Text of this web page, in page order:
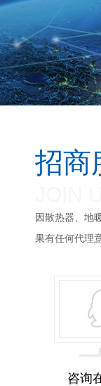
招商
因散热器、地
果有任何代理
咨询